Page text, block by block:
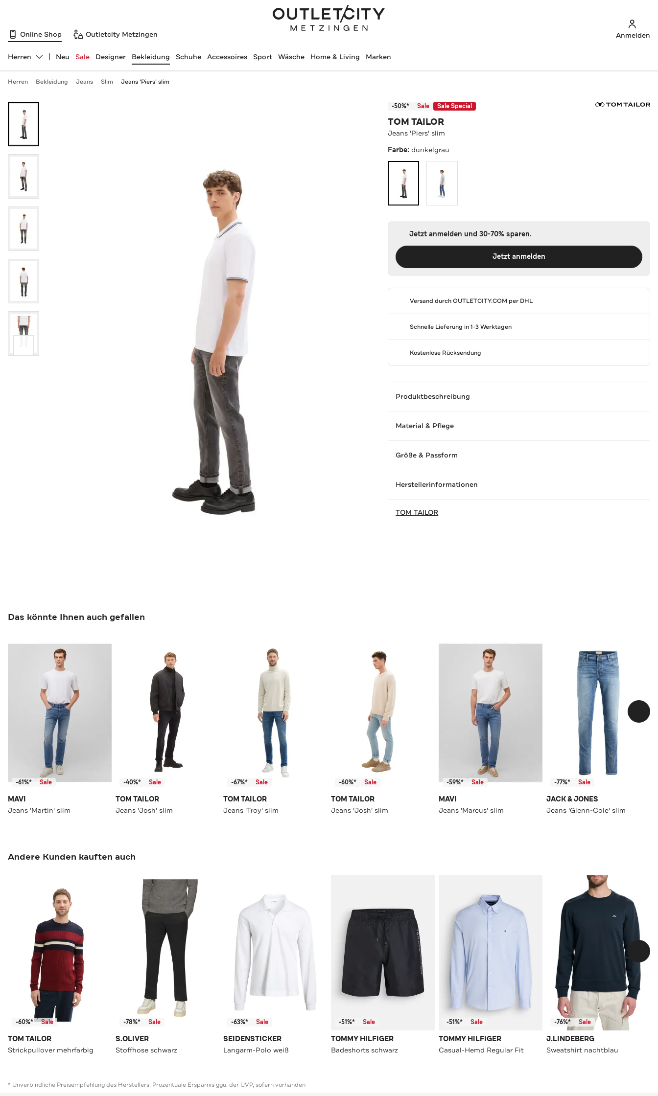
Online Shop Outletcity Metzingen Anmelden
Abteilung ändern, ausgewählt:
Herren Neu Sale Designer Bekleidung Schuhe Accessoires Sport Wäsche Home & Living Marken
Herren Bekleidung Jeans Slim Jeans 'Piers' slim
-50%* Sale Sale Special
TOM TAILOR
Jeans 'Piers' slim
Farbe:dunkelgrau
Jetzt anmelden und 30-70% sparen.
Jetzt anmelden
Versand durchOUTLETCITY.COM per DHL
Schnelle Lieferung in 1-3 Werktagen
Kostenlose Rücksendung
Produktbeschreibung
Material & Pflege
Größe & Passform
Herstellerinformationen
TOM TAILOR
Das könnte Ihnen auch gefallen
-61%* Sale
MAVI
Jeans 'Martin' slim
-40%* Sale
TOM TAILOR
Jeans 'Josh' slim
-67%* Sale
TOM TAILOR
Jeans 'Troy' slim
-60%* Sale
TOM TAILOR
Jeans 'Josh' slim
-59%* Sale
MAVI
Jeans 'Marcus' slim
-77%* Sale
JACK & JONES
Jeans 'Glenn-Cole' slim
Andere Kunden kauften auch
-60%* Sale
TOM TAILOR
Strickpullover mehrfarbig
-78%* Sale
S.OLIVER
Stoffhose schwarz
-63%* Sale
SEIDENSTICKER
Langarm-Polo weiß
-51%* Sale
TOMMY HILFIGER
Badeshorts schwarz
-51%* Sale
TOMMY HILFIGER
Casual-Hemd Regular Fit
-76%* Sale
J.LINDEBERG
Sweatshirt nachtblau
* Unverbindliche Preisempfehlung des Herstellers. Prozentuale Ersparnis ggü. der UVP, sofern vorhanden